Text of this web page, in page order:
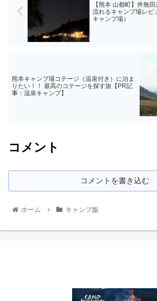
【熊本 山都町】井無
流れるキャンプ場レビ
キャンプ場）
熊本キャンプ場コテージ（温泉付き）に泊ま
りたい！！ 最高のコテージを探す旅【PR記
事：温泉キャンプ】
コメント
コメントを書き込む
ホーム キャンプ飯